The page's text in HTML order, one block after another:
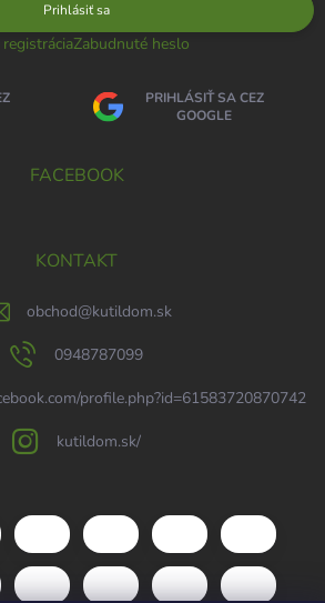
Prihlásiť sa
Zabudnuté heslo
PRIHLÁSIŤ SA CEZ
GOOGLE
FACEBOOK
KONTAKT
obchod@kutildom.sk
0948787099
profile.php?id=61583720870742
kutildom.sk/